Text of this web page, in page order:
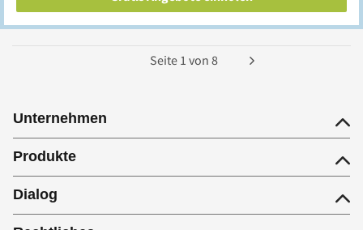
Seite 1 von 8
Unternehmen
Produkte
Dialog